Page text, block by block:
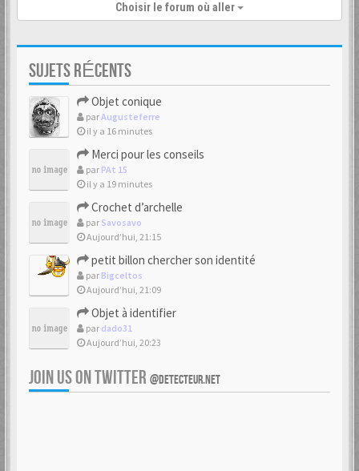
Choisir le forum où aller
SUJETS RÉCENTS
Objet conique
parAugusteferre
il y a 16 minutes
Merci pour les conseils
par PAt 15
il y a 19 minutes
Crochet d’archelle
par Savosavo
Aujourd’hui, 21:15
petit billon chercher son identité
par Bigceltos
Aujourd’hui, 21:09
Objet à identifier
par dado31
Aujourd’hui, 20:23
JOIN US ON TWITTER @DETECTEUR.NET